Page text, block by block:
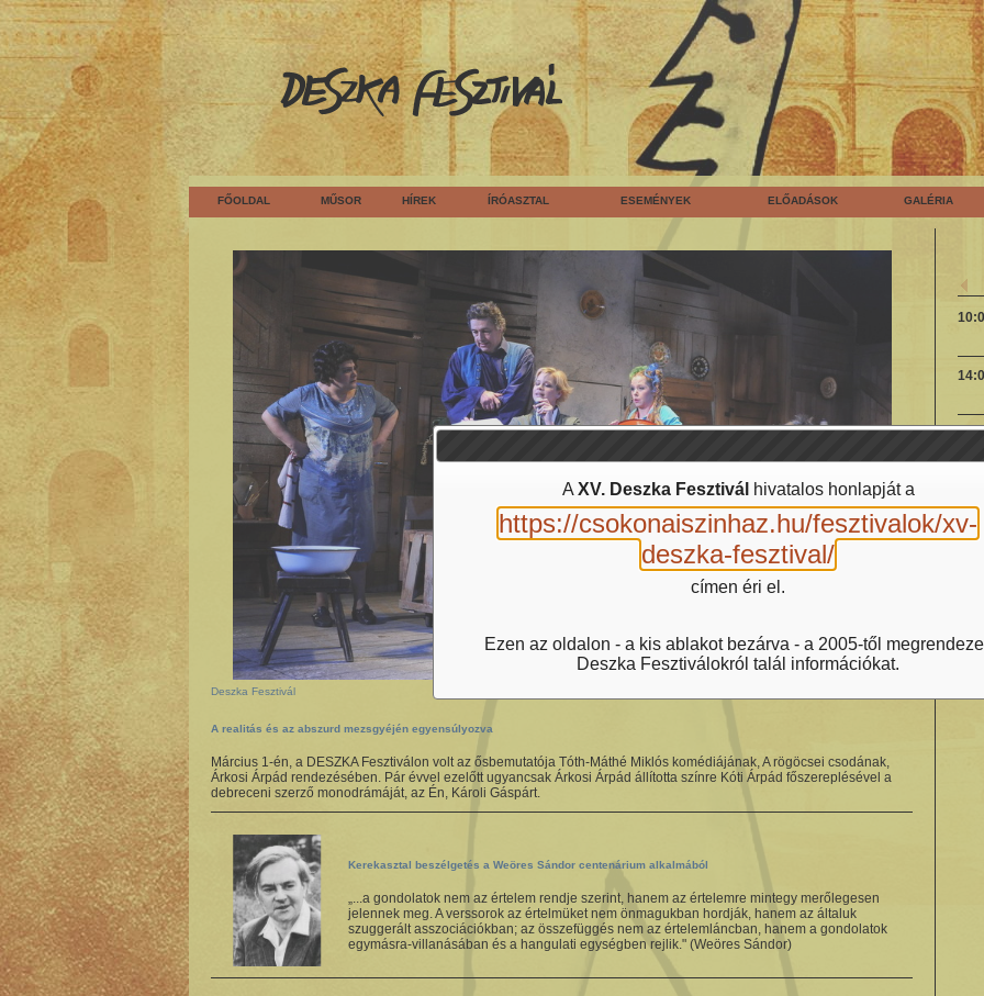
FŐOLDAL MŰSOR HÍREK ÍRÓASZTAL ESEMÉNYEK ELŐADÁSOK GALÉRIA
Deszka Fesztivál
A realitás és az abszurd mezsgyéjén egyensúlyozva
Március 1-én, a DESZKA Fesztiválon volt az ősbemutatója Tóth-Máthé Miklós komédiájának, A rögöcsei csodának,
Árkosi Árpád rendezésében. Pár évvel ezelőtt ugyancsak Árkosi Árpád állította színre Kóti Árpád főszereplésével a
debreceni szerző monodrámáját, az Én, Károli Gáspárt.
Kerekasztal beszélgetés a Weöres Sándor centenárium alkalmából
„...a gondolatok nem az értelem rendje szerint, hanem az értelemre mintegy merőlegesen
jelennek meg. A verssorok az értelmüket nem önmagukban hordják, hanem az általuk
szuggerált asszociációkban; az összefüggés nem az értelemláncban, hanem a gondolatok
egymásra-villanásában és a hangulati egységben rejlik." (Weöres Sándor)
AXV. Deszka Fesztivál hivatalos honlapját a
https://csokonaiszinhaz.hu/fesztivalok/xv-
deszka-fesztival/
címen éri el.
Ezen az oldalon - a kis ablakot bezárva - a 2005-től
Deszka Fesztiválokról talál információkat.